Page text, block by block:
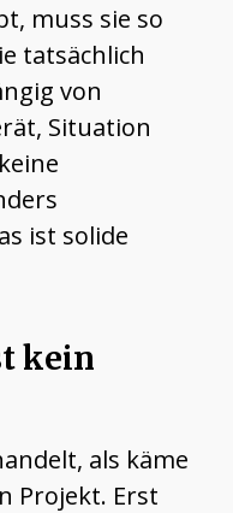
muss sie so
tatsächlich
von
Situation
ist solide
kein
als käme
Projekt. Erst